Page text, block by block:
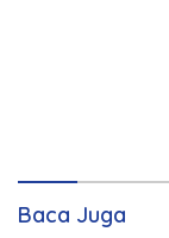
Baca Juga